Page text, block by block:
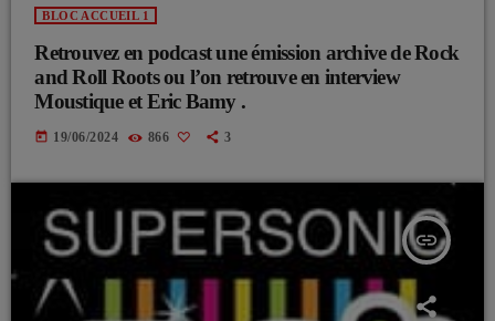
BLOC ACCUEIL 1
Retrouvez en podcast une émission archive de Rock
and Roll Roots ou l’on retrouve en interview
Moustique et Eric Bamy .
today 19/06/2024 866 3
insert_link